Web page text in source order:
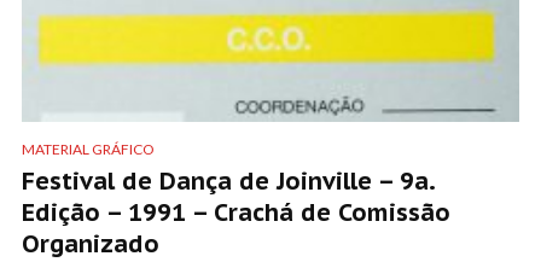
MATERIAL GRÁFICO
Festival de Dança de Joinville – 9a.
Edição – 1991 – Crachá de Comissão
Organizado